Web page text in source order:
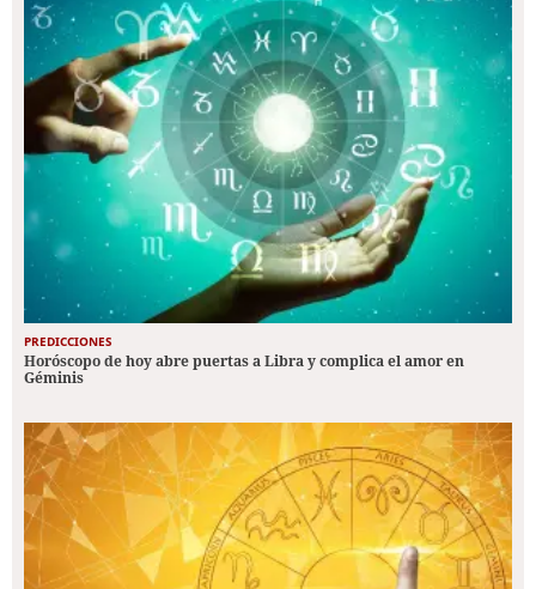
PREDICCIONES
Horóscopo de hoy abre puertas a Libra y complica el amor en
Géminis